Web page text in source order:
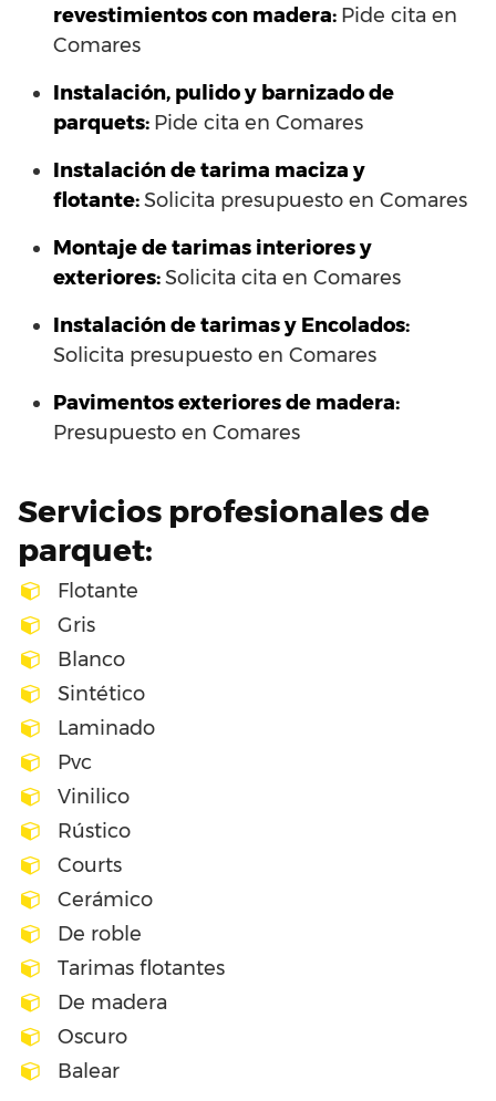
revestimientos con madera: Pide cita en
Comares
Instalación, pulido y barnizado de
parquets: Pide cita en Comares
Instalación de tarima maciza y
flotante:Solicita presupuesto en Comares
Montaje de tarimas interiores y
exteriores:Solicita cita en Comares
Instalación de tarimas y Encolados:
Solicita presupuesto en Comares
Pavimentos exteriores de madera:
Presupuesto en Comares
Servicios profesionales de
parquet:
Flotante
Gris
Blanco
Sintético
Laminado
Pvc
Vinilico
Rústico
Courts
Cerámico
De roble
Tarimas flotantes
De madera
Oscuro
Balear